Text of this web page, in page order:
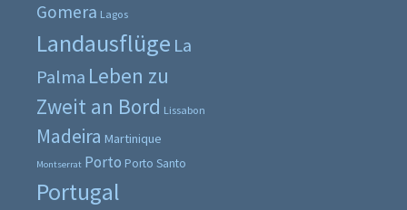
Gomera Lagos
Landausflüge La
Palma Leben zu
Zweit an Bord Lissabon
Madeira Martinique
Montserrat Porto Porto Santo
Portugal